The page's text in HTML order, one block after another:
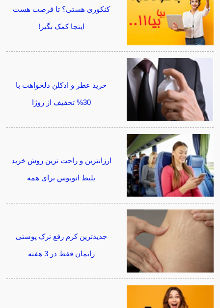
کنکوری هستی؟ تا فرصت هست
اینجا کمک بگیر!
خرید عطر و ادکلن دلخواهت با
30% تخفیف از روژا
ارزانترین و راحت ترین روش خرید
بلیط اتوبوس برای همه
جدیدترین کرم رفع ترک پوستی
زایمان فقط در 3 هفته